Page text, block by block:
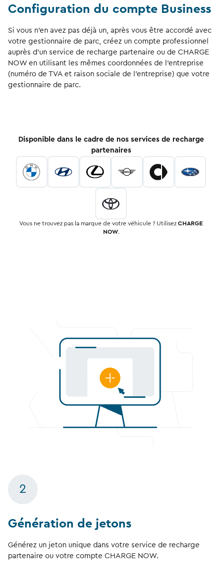
Configuration du compte Business
Si vous n’en avez pas déjà un, après vous être accordé avec
votre gestionnaire de parc, créez un compte professionnel
auprès d’un service de recharge partenaire ou de CHARGE
NOW en utilisant les mêmes coordonnées de l’entreprise
(numéro de TVA et raison sociale de l’entreprise) que votre
gestionnaire de parc.
Disponible dans le cadre de nos services de recharge
partenaires
Vous ne trouvez pas la marque de votre véhicule ? Utilisez CHARGE
NOW.
2
Génération de jetons
Générez un jeton unique dans votre service de recharge
partenaire ou votre compte CHARGE NOW.